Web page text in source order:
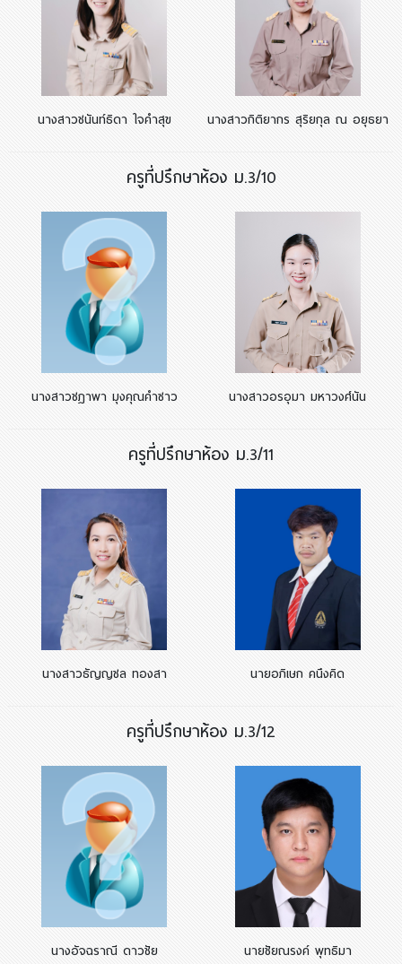
นางสาวชนันท์ธิดา ใจคำสุข นางสาวกิติยากร สุริยกุล ณ อยุธยา
ครูที่ปรึกษาห้อง ม.3/10
นางสาวชฎาพา มุงคุณคำซาว นางสาวอรอุมา มหาวงศ์นัน
ครูที่ปรึกษาห้อง ม.3/11
นางสาวธัญญชล ทองสา นายอภิเษก คนึงคิด
ครูที่ปรึกษาห้อง ม.3/12
นางอัจฉราณี ดาวชัย นายชัยณรงค์ พุทธิมา